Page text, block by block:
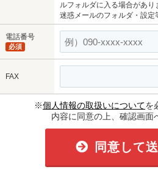
ルフォルダに入る場合があり
迷惑メールのフォルダ・設定
電話番号
必須
FAX
※個人情報の取扱いについてを
内容に同意の上、確認画面
同意して